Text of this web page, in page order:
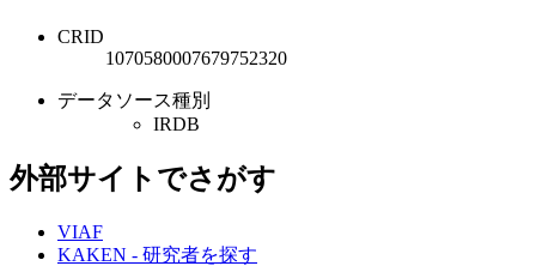
CRID
1070580007679752320
データソース種別
IRDB
外部サイトでさがす
VIAF
KAKEN - 研究者を探す